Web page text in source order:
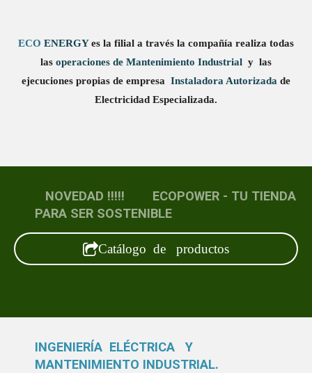
ECO ENERGYes la filial a través la compañía realiza todas
las operaciones de Mantenimiento Industrial y las
ejecuciones propias de empresa Instaladora Autorizada de
Electricidad Especializada.
NOVEDAD !!!!! ECOPOWER - TU TIENDA
PARA SER SOSTENIBLE
Catálogo de productos
INGENIERÍA ELÉCTRICA Y
MANTENIMIENTO INDUSTRIAL.